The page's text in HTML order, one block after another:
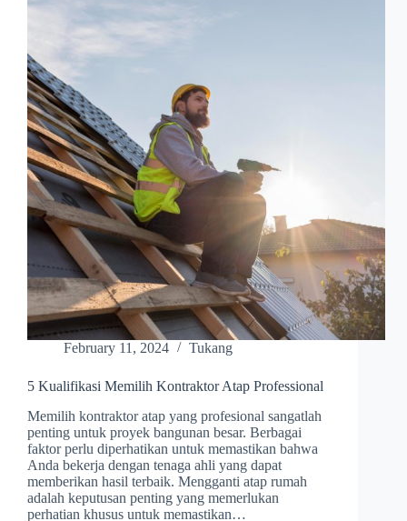
February 11, 2024 Tukang
5 Kualifikasi Memilih Kontraktor Atap Professional
Memilih kontraktor atap yang profesional sangatlah
penting untuk proyek bangunan besar. Berbagai
faktor perlu diperhatikan untuk memastikan bahwa
Anda bekerja dengan tenaga ahli yang dapat
memberikan hasil terbaik. Mengganti atap rumah
adalah keputusan penting yang memerlukan
perhatian khusus untuk memastikan…